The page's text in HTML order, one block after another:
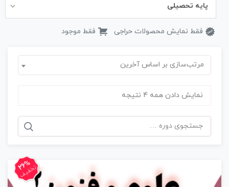
پایه تحصیلی
فقط نمایش محصولات حراجی فقط موجود
مرتب‌سازی بر اساس آخرین
نمایش دادن همه 4 نتیجه
جستجو
برای:
26%
تخفیف